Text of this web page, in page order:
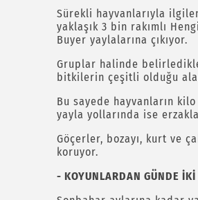
Sürekli hayvanlarıyla
yaklaşık 3 bin rakımlı
Buyer yaylalarına çıkıyor.
Gruplar halinde
bitkilerin çeşitli olduğu
Bu sayede hayvanların
yayla yollarında ise
Göçerler, bozayı, kurt ve
koruyor.
- KOYUNLARDAN GÜNDE İKİ